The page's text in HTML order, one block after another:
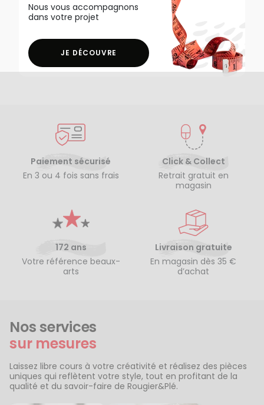
Nous vous accompagnons
dans votre projet
JE DÉCOUVRE
Paiement sécurisé
En 3 ou 4 fois sans frais
Click & Collect
Retrait gratuit en
magasin
172 ans
Votre référence beaux-
arts
Livraison gratuite
En magasin dès 35 €
d’achat
Nos services
sur mesures
Laissez libre cours à votre créativité et réalisez des pièces
uniques qui reflètent votre style, tout en profitant de la
qualité et du savoir-faire de Rougier&Plé.